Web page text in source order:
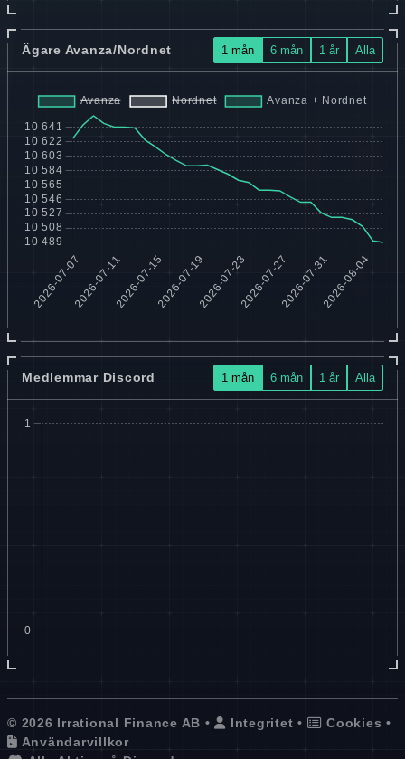
Ägare Avanza/Nordnet 1 mån 6 mån 1 år Alla
Medlemmar Discord 1 mån 6 mån 1 år Alla
© 2026 Irrational Finance AB • Integritet • Cookies •
Användarvillkor